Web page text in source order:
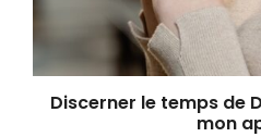
Discerner le temps de
mon